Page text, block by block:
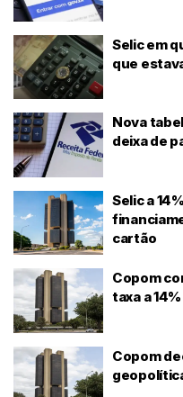
Selic em
que
Nova
deixa de
Selic a
cartão
Copom
taxa a
Copom